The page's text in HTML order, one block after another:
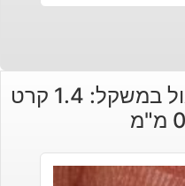
אופל אש – אתיופיה עגול במשקל: 1.4 קרט